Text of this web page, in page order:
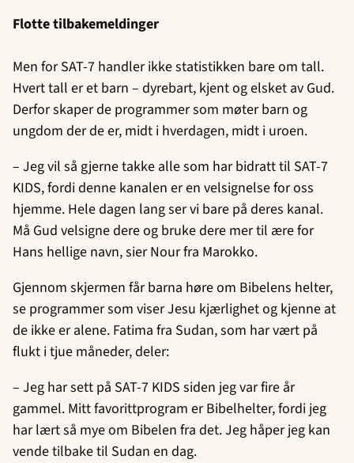
Flotte tilbakemeldinger
Men for SAT-7 handler ikke statistikken bare om tall.
Hvert tall er et barn – dyrebart, kjent og elsket av Gud.
Derfor skaper de programmer som møter barn og
ungdom der de er, midt i hverdagen, midt i uroen.
– Jeg vil så gjerne takke alle som har bidratt til SAT-7
KIDS, fordi denne kanalen er en velsignelse for oss
hjemme. Hele dagen lang ser vi bare på deres kanal.
Må Gud velsigne dere og bruke dere mer til ære for
Hans hellige navn, sier Nour fra Marokko.
Gjennom skjermen får barna høre om Bibelens helter,
se programmer som viser Jesu kjærlighet og kjenne at
de ikke er alene. Fatima fra Sudan, som har vært på
flukt i tjue måneder, deler:
– Jeg har sett på SAT-7 KIDS siden jeg var fire år
gammel. Mitt favorittprogram er Bibelhelter, fordi jeg
har lært så mye om Bibelen fra det. Jeg håper jeg kan
vende tilbake til Sudan en dag.